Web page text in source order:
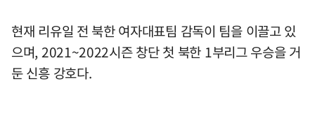
현재 리유일 전 북한 여자대표팀 감독이 팀을 이끌고 있
으며, 2021~2022시즌 창단 첫 북한 1부리그 우승을 거
둔 신흥 강호다.